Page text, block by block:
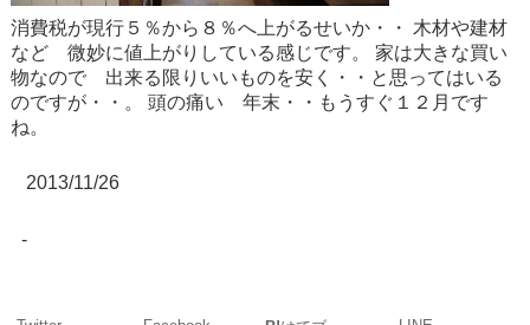
消費税が現行５％から８％へ上がるせいか・・
木材や建材
など 微妙に値上がりしている感じです。
家は大きな買い
物なので 出来る限りいいものを安く・・と思ってはいる
のですが・・。
頭の痛い 年末・・もうすぐ１２月です
ね。
2013/11/26
-